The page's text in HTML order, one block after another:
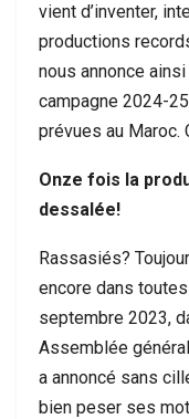
vient d’inventer,
productions
nous annonce
campagne 2024-
prévues au Maroc.
Onze fois la
dessalée!
Rassasiés?
encore dans
septembre 2023,
Assemblée
a annoncé sans
bien peser ses